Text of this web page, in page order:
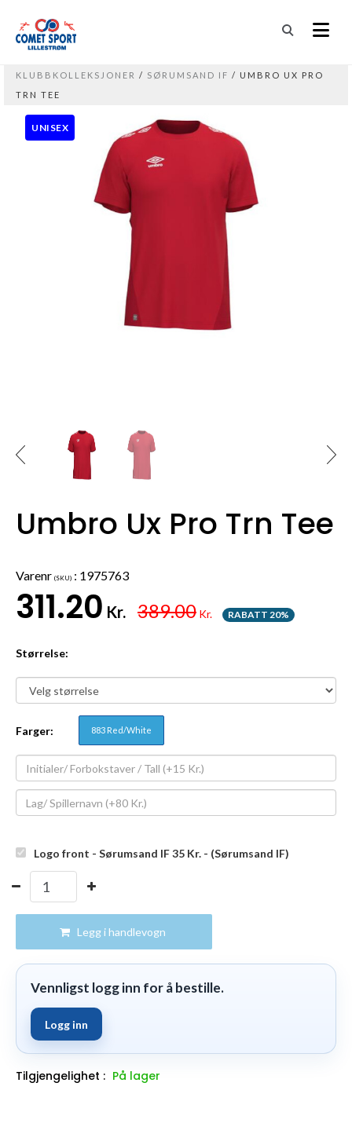
KLUBBKOLLEKSJONER / SØRUMSAND IF / UMBRO UX PRO
TRN TEE
UNISEX
Umbro Ux Pro Trn Tee
Varenr (SKU) : 1975763
311.20 Kr. 389.00 Kr. RABATT 20%
Størrelse:
Farger: 883 Red/White
Logo front - Sørumsand IF 35 Kr. - (Sørumsand IF)
Legg i handlevogn
Vennligst logg inn for å bestille.
Logg inn
Tilgjengelighet : På lager